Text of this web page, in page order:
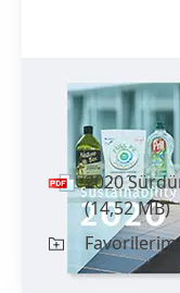
2020
(İngilizce)
2020
(14,52 MB)